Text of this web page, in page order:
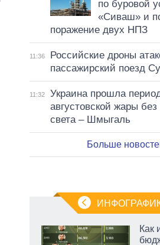
по буровой
«Сиваш» и
поражение двух НПЗ
11:36
Российские дроны
пассажирский поезд
11:32
Украина прошла
августовской жары
света – Шмыгаль
Больше
Как